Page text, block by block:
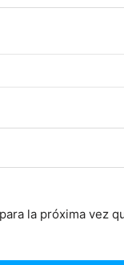
la próxima vez